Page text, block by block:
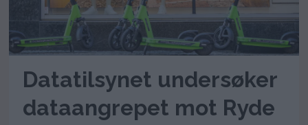
Datatilsynet undersøker
dataangrepet mot Ryde